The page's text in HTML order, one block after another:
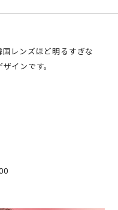
レンズほど明るすぎな
インです。